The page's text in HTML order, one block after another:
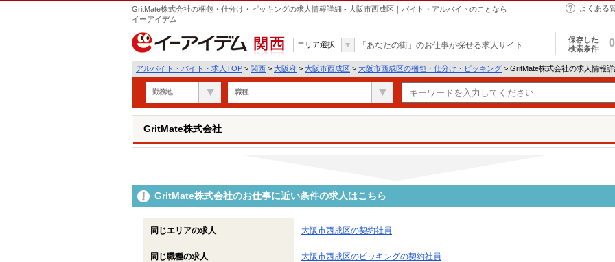
GritMate株式会社の梱包・仕分け・ピッキングの求人情報詳細 - 大阪市西成区｜バイト・アルバイトのことなら
イーアイデム
よくある
関西
エリア選択 「あなたの街」のお仕事が探せる求人サイト
保存した
検索条件
0
アルバイト・バイト・求人TOP > 関西 > 大阪府 > 大阪市西成区 > 大阪市西成区の梱包・仕分け・ピッキング > GritMate株式会社の求人情報
勤務地 職種
GritMate株式会社
GritMate株式会社のお仕事に近い条件の求人はこちら
同じエリアの求人 大阪市西成区の契約社員
同じ職種の求人 大阪市西成区のピッキングの契約社員